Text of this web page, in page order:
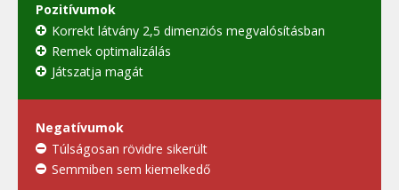
Pozitívumok
Korrekt látvány 2,5 dimenziós megvalósításban
Remek optimalizálás
Játszatja magát
Negatívumok
Túlságosan rövidre sikerült
Semmiben sem kiemelkedő